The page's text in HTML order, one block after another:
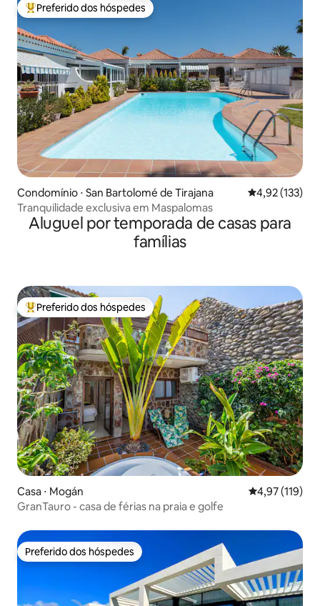
Entre os melhores preferidos dos hóspedes
Preferido dos hóspedes
Condomínio ⋅ San Bartolomé de Tirajana 4,92 de uma
4,92 (133)
Tranquilidade exclusiva em Maspalomas
Aluguel por temporada de casas para
famílias
Entre os melhores preferidos dos hóspedes
Preferido dos hóspedes
Casa ⋅ Mogán 4,97 de uma
4,97 (119)
GranTauro - casa de férias na praia e golfe
Preferido dos hóspedes
Preferido dos hóspedes